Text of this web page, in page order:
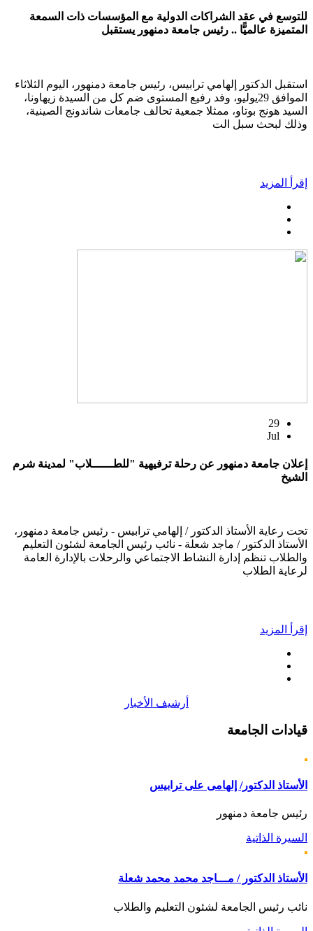
للتوسع في عقد الشراكات الدولية مع المؤسسات ذات السمعة
المتميزة عالميًّا .. رئيس جامعة دمنهور يستقبل
استقبل الدكتور إلهامي ترابيس، رئيس جامعة دمنهور، اليوم الثلاثاء
الموافق 29يوليو، وفد رفيع المستوى ضم كل من السيدة زيهاونا،
السيد هونج بوتاو، ممثلا جمعية تحالف جامعات شاندونج الصينية،
وذلك لبحث سبل الت
إقرأ المزيد
29
Jul
إعلان جامعة دمنهور عن رحلة ترفيهية "للطــــــلاب" لمدينة شرم
الشيخ
تحت رعاية الأستاذ الدكتور / إلهامي ترابيس - رئيس جامعة دمنهور،
الأستاذ الدكتور / ماجد شعلة - نائب رئيس الجامعة لشئون التعليم
والطلاب تنظم إدارة النشاط الاجتماعي والرحلات بالإدارة العامة
لرعاية الطلاب
إقرأ المزيد
أرشيف الأخبار
قيادات الجامعة
الأستاذ الدكتور/ إلهامى على ترابيس
رئيس جامعة دمنهور
السيرة الذاتية
الأستاذ الدكتور / مـــاجد محمد محمد شعلة
نائب رئيس الجامعة لشئون التعليم والطلاب